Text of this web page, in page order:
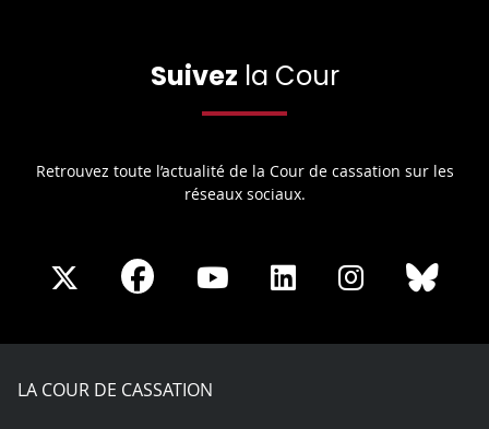
Suivez la Cour
Retrouvez toute l’actualité de la Cour de cassation sur les
réseaux sociaux.
Share
X
Share
Facebook
Share
Youtube
Share
LinkedIn
Share
Instagram
LA COUR DE CASSATION